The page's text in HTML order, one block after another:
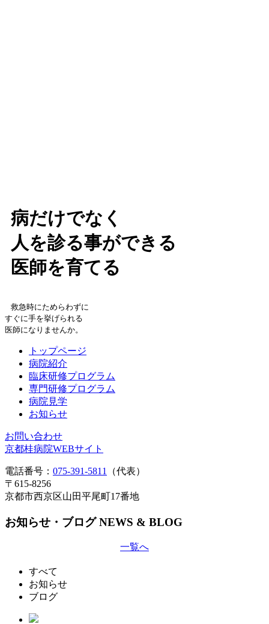
病だけでなく
人を診る事ができる
医師を育てる
救急時にためらわずに
すぐに手を挙げられる
医師になりませんか。
トップページ
病院紹介
臨床研修プログラム
専門研修プログラム
病院見学
お知らせ
お問い合わせ
京都桂病院WEBサイト
電話番号： 075-391-5811
（代表）
〒615-8256
京都市西京区山田平尾町17番地
お知らせ・ブログNEWS & BLOG
一覧へ
すべて
お知らせ
ブログ